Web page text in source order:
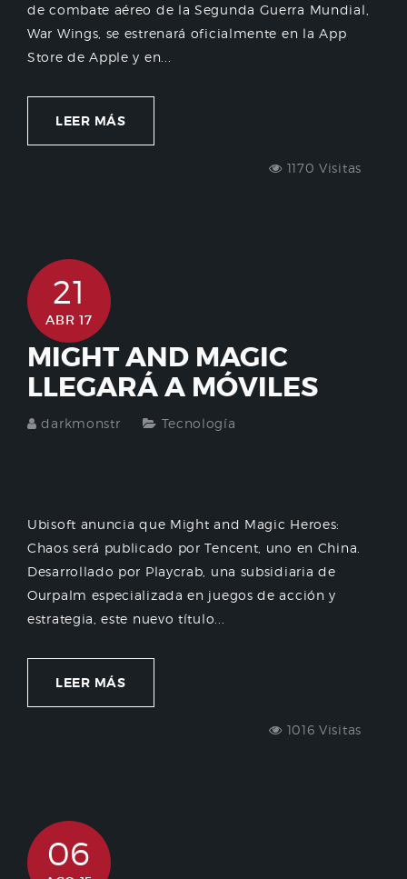
de combate aéreo de la Segunda Guerra Mundial,
War Wings, se estrenará oficialmente en la App
Store de Apple y en...
LEER MÁS
1170 Visitas
21
ABR 17
MIGHT AND MAGIC
LLEGARÁ A MÓVILES
darkmonstr Tecnología
Ubisoft anuncia que Might and Magic Heroes:
Chaos será publicado por Tencent, uno en China.
Desarrollado por Playcrab, una subsidiaria de
Ourpalm especializada en juegos de acción y
estrategia, este nuevo título...
LEER MÁS
1016 Visitas
06